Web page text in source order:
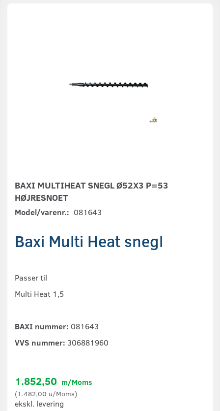
BAXI MULTIHEAT SNEGL Ø52X3 P=53
HØJRESNOET
Model/varenr.: 081643
Baxi Multi Heat snegl
Passer til
Multi Heat 1,5
BAXI nummer: 081643
VVS nummer: 306881960
1.852,50 m/Moms
(1.482,00 u/Moms)
ekskl. levering